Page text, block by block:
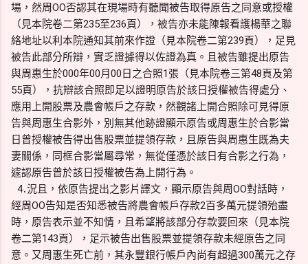
場，然周OO否認其在現場時有聽聞被告取得原告之同意或授權
（見本院卷二第235至236頁），被告亦未能陳報看護楊華之聯
絡地址以利本院通知其前來作證（見本院卷二第239頁），足見
被告此部分所辯，實乏證據得以佐證為真。且被告雖提出原告
與周惠生於000年00月00日之合照1張（見本院卷三第48頁及第
55頁），抗辯該合照即足以證明原告於該日授權被告得處分、
應用上開股票及農會帳戶之存款，然觀諸上開合照除可見得原
告與周惠生合影外，別無其他跡證顯示原告或周惠生於合影當
日曾授權被告得出售股票並提領存款，且原告與周惠生既為夫
妻關係，同框合影當屬尋常，無從僅憑於該日有合影之行為，
遽認原告曾於該日授權被告為上開行為。
⒋況且，依原告提出之影片譯文，顯示原告與周OO對話時，
經周OO告知是否知悉被告將農會帳戶存款2百多萬元提領殆盡
時，原告表示並不知情，且希望將該部分存款要回來（見本院
卷二第143頁），足示被告出售股票並提領存款未經原告之同
意。又周惠生死亡前，其永豐銀行帳戶內尚有超過300萬元之存